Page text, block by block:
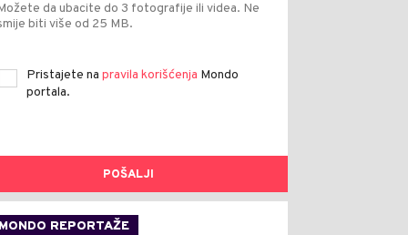
da ubacite do 3 fotografije ili videa. Ne
biti više od 25 MB.
Pristajete na pravila korišćenja Mondo
portala.
POŠALJI
MONDO REPORTAŽE